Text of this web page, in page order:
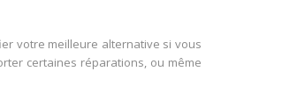
votre meilleure alternative si vous
certaines réparations, ou même